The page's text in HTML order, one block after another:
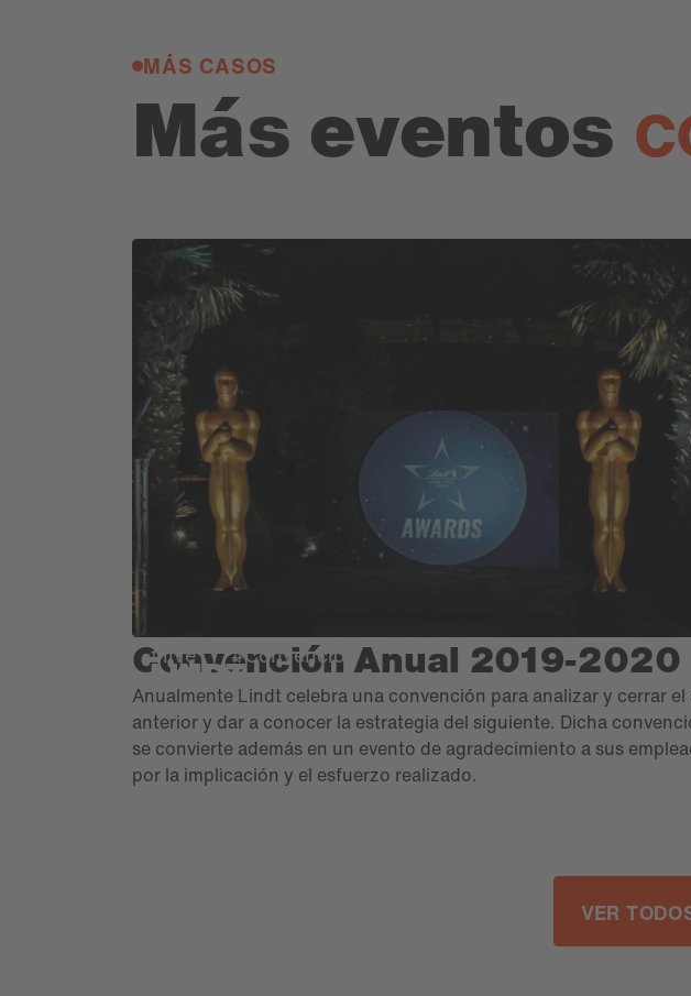
MÁS CASOS
Más eventos
LINDT
#live #Convención
Convención Anual 2019-2020
Anualmente Lindt celebra una convención para analizar y cerrar el
anterior y dar a conocer la estrategia del siguiente. Dicha
se convierte además en un evento de agradecimiento a sus
por la implicación y el esfuerzo realizado.
VER